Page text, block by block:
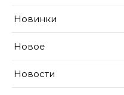
Новинки
Новое
Новости